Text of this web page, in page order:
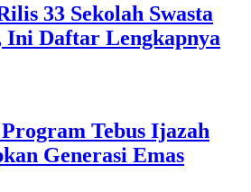
33 Sekolah Swasta
Ini Daftar Lengkapnya
Tebus Ijazah
Generasi Emas